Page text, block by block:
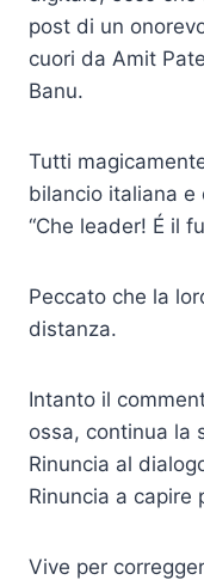
post di un
cuori da Amit
Banu.
Tutti
bilancio italiana e
“Che leader! É il
Peccato che la
distanza.
Intanto il
ossa, continua la
Rinuncia al
Rinuncia a capire
Vive per